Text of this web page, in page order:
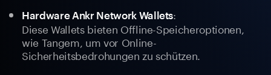
Hardware Ankr Network Wallets:
Diese Wallets bieten Offline-Speicheroptionen,
wie Tangem, um vor Online-
Sicherheitsbedrohungen zu schützen.